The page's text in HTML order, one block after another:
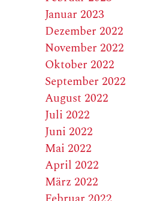
Januar 2023
Dezember 2022
November 2022
Oktober 2022
September 2022
August 2022
Juli 2022
Juni 2022
Mai 2022
April 2022
März 2022